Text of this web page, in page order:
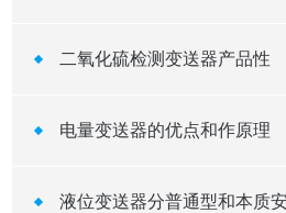
二氧化硫检测变送器产品性
电量变送器的优点和作原理
液位变送器分普通型和本质